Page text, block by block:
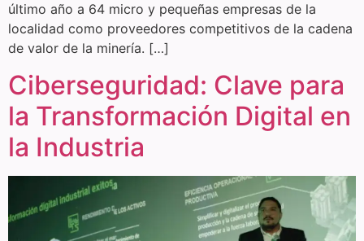
último año a 64 micro y pequeñas empresas de la
localidad como proveedores competitivos de la cadena
de valor de la minería. […]
Ciberseguridad: Clave para
la Transformación Digital en
la Industria